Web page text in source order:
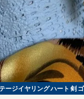
ージイヤリング ハート 剣